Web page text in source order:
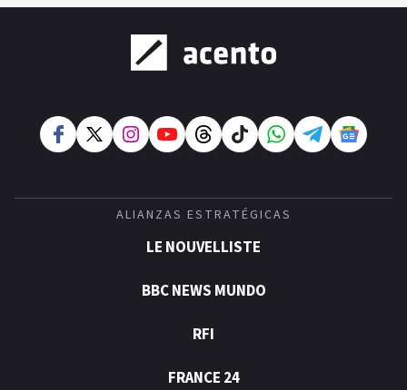
ALIANZAS ESTRATÉGICAS
LE NOUVELLISTE
BBC NEWS MUNDO
RFI
FRANCE 24